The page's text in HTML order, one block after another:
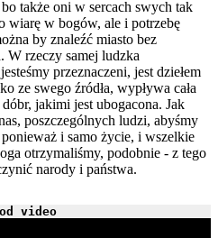
bo także oni w sercach swych tak
wiarę w bogów, ale i potrzebę
by znaleźć miasto bez
W rzeczy samej ludzka
przeznaczeni, jest dziełem
ze swego źródła, wypływa cała
jakimi jest ubogacona. Jak
poszczególnych ludzi, abyśmy
i samo życie, i wszelkie
otrzymaliśmy, podobnie - z tego
narody i państwa.
video